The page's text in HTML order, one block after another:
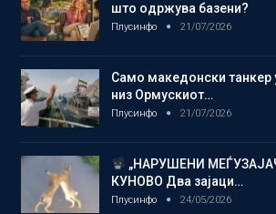
што одржува базени?
Плусинфо 21/07/2026
Само македонски танкер
низ Ормускиот…
Плусинфо 21/07/2026
„НАРУШЕНИ
КУНОВО Два зајаци…
Плусинфо 24/05/2026